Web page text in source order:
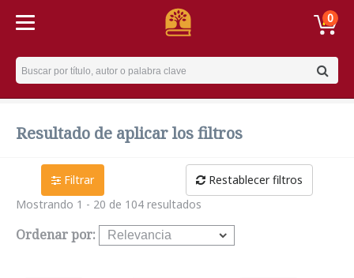
0
Username
Resultado de aplicar los filtros
Filtrar
Restablecer filtros
Mostrando 1 - 20 de 104 resultados
Ordenar por: